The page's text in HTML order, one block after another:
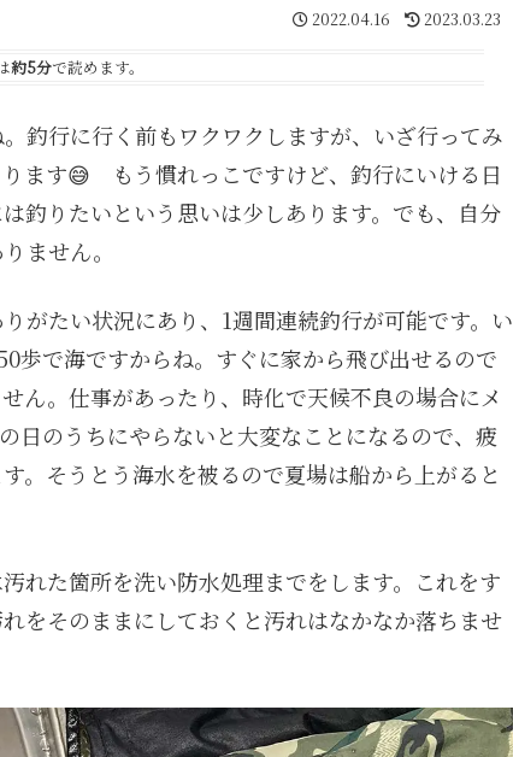
2022.04.16 2023.03.23
約5分で読めます。
釣行に行く前もワクワクしますが、いざ行ってみ
ます😅 もう慣れっこですけど、釣行にいける日
釣りたいという思いは少しあります。でも、自分
ません。
がたい状況にあり、1週間連続釣行が可能です。い
歩で海ですからね。すぐに家から飛び出せるので
ん。仕事があったり、時化で天候不良の場合にメ
日のうちにやらないと大変なことになるので、疲
。そうとう海水を被るので夏場は船から上がると
れた箇所を洗い防水処理までをします。これをす
をそのままにしておくと汚れはなかなか落ちませ